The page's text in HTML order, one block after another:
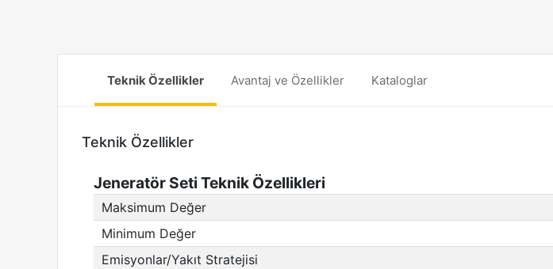
Teknik Özellikler Avantaj ve Özellikler Kataloglar
Teknik Özellikler
Jeneratör Seti Teknik Özellikleri
Maksimum Değer
Minimum Değer
Emisyonlar/Yakıt Stratejisi